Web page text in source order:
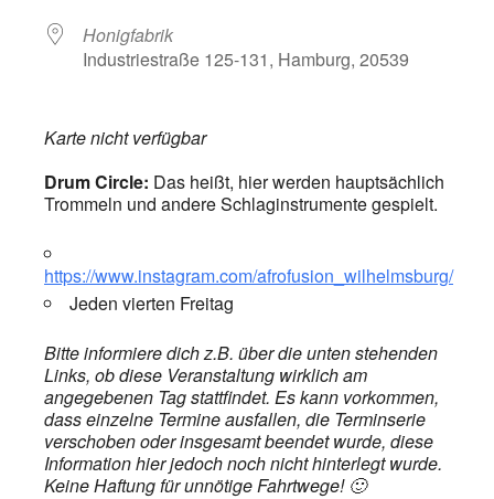
Honigfabrik
Industriestraße 125-131, Hamburg, 20539
Karte nicht verfügbar
Drum Circle: Das heißt, hier werden hauptsächlich
Trommeln und andere Schlaginstrumente gespielt.
https://www.instagram.com/afrofusion_wilhelmsburg/
Jeden vierten Freitag
Bitte informiere dich z.B. über die unten stehenden
Links, ob diese Veranstaltung wirklich am
angegebenen Tag stattfindet. Es kann vorkommen,
dass einzelne Termine ausfallen, die Terminserie
verschoben oder insgesamt beendet wurde, diese
Information hier jedoch noch nicht hinterlegt wurde.
Keine Haftung für unnötige Fahrtwege! 🙂